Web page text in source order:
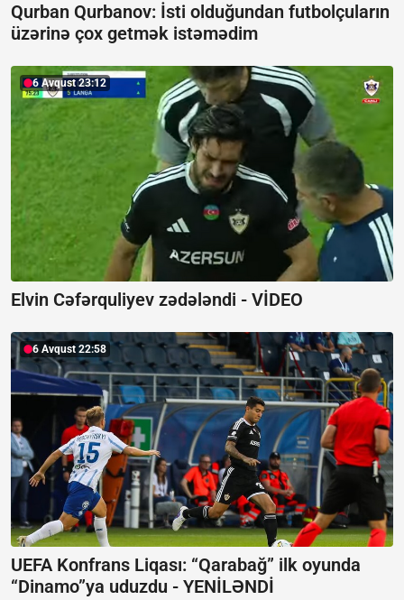
Qurban Qurbanov: İsti olduğundan futbolçuların
üzərinə çox getmək istəmədim
6 Avqust 23:12
Elvin Cəfərquliyev zədələndi - VİDEO
6 Avqust 22:58
UEFA Konfrans Liqası: “Qarabağ” ilk oyunda
“Dinamo”ya uduzdu - YENİLƏNDİ